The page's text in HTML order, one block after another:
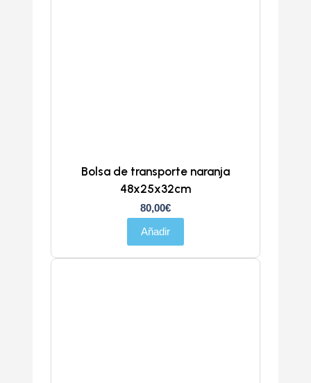
Bolsa de transporte naranja
48x25x32cm
80,00€
Añadir